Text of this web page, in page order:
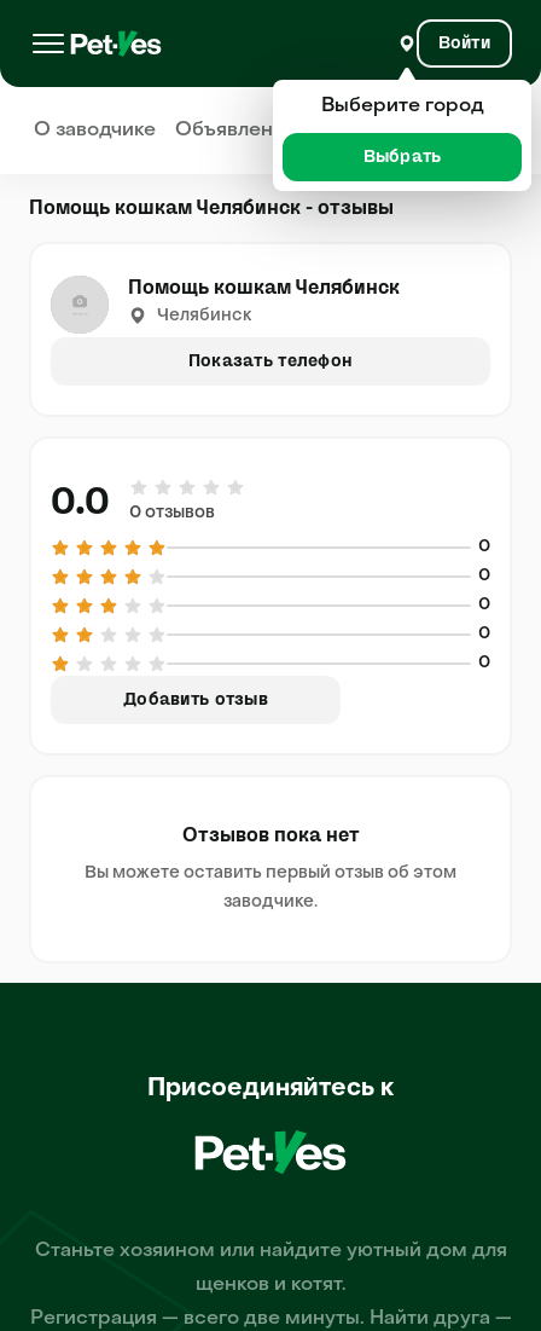
Войти
О заводчике Объявления Отзывы
Помощь кошкам Челябинск - отзывы
Помощь кошкам Челябинск
Челябинск
Показать телефон
0.0 0 отзывов
0
0
0
0
0
Добавить отзыв
Отзывов пока нет
Вы можете оставить первый отзыв об этом
заводчике.
Присоединяйтесь к
Станьте хозяином или найдите уютный дом для
щенков и котят.
Регистрация — всего две минуты. Найти друга —
Выберите город
Выбрать